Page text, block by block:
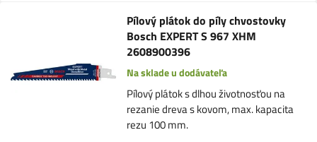
Pílový plátok do píly chvostovky
Bosch EXPERT S 967 XHM
2608900396
Na sklade u dodávateľa
Pílový plátok s dlhou životnosťou na
rezanie dreva s kovom, max. kapacita
rezu 100 mm.